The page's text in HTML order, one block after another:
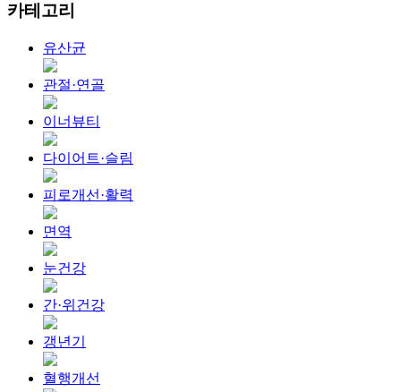
카테고리
유산균
관절·연골
이너뷰티
다이어트·슬림
피로개선·활력
면역
눈건강
간·위건강
갱년기
혈행개선